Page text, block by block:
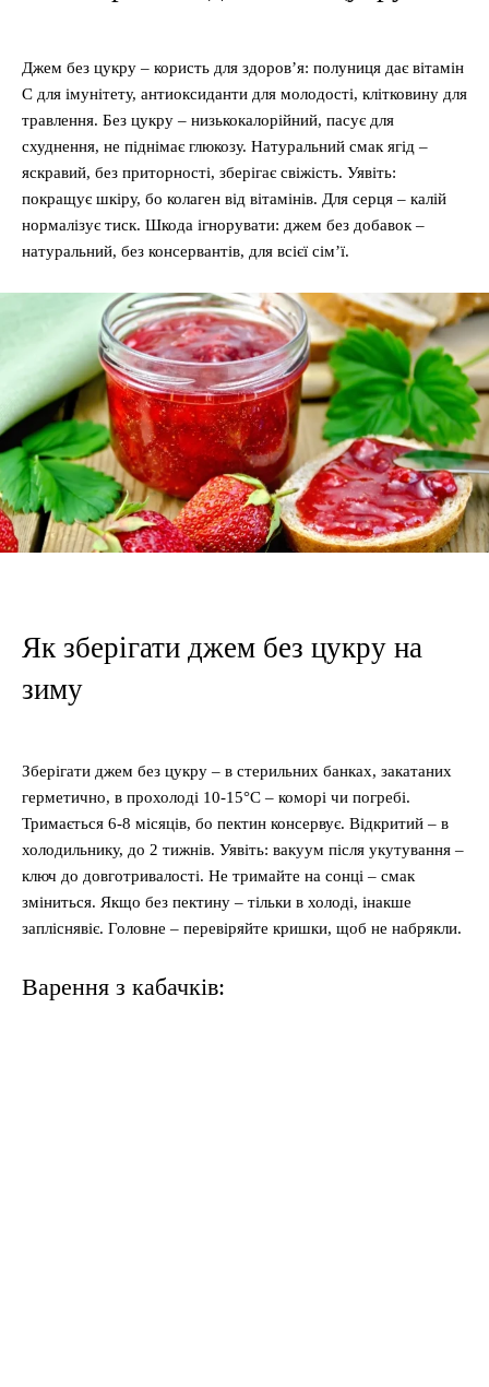
Джем без цукру – користь для здоров’я: полуниця дає вітамін
C для імунітету, антиоксиданти для молодості, клітковину для
травлення. Без цукру – низькокалорійний, пасує для
схуднення, не піднімає глюкозу. Натуральний смак ягід –
яскравий, без приторності, зберігає свіжість. Уявіть:
покращує шкіру, бо колаген від вітамінів. Для серця – калій
нормалізує тиск. Шкода ігнорувати: джем без добавок –
натуральний, без консервантів, для всієї сім’ї.
Як зберігати джем без цукру на
зиму
Зберігати джем без цукру – в стерильних банках, закатаних
герметично, в прохолоді 10-15°C – коморі чи погребі.
Тримається 6-8 місяців, бо пектин консервує. Відкритий – в
холодильнику, до 2 тижнів. Уявіть: вакуум після укутування –
ключ до довготривалості. Не тримайте на сонці – смак
зміниться. Якщо без пектину – тільки в холоді, інакше
запліснявіє. Головне – перевіряйте кришки, щоб не набрякли.
Варення з кабачків: